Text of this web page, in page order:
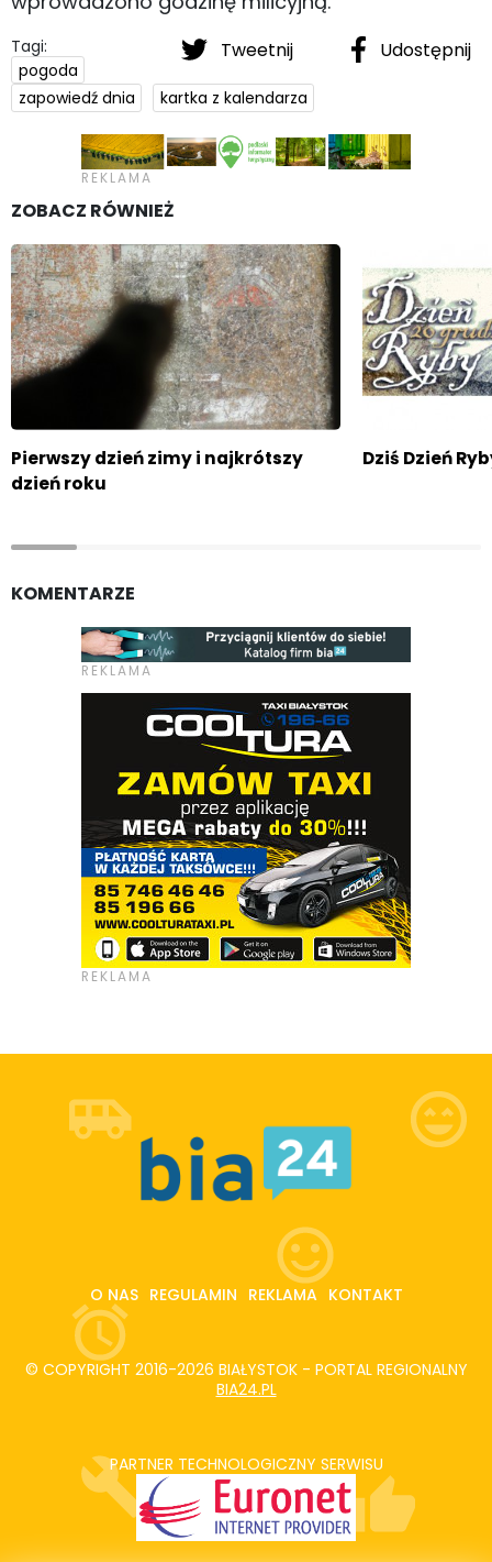
Tweetnij Udostępnij
Tagi:
pogoda
zapowiedź dnia
kartka z kalendarza
ZOBACZ RÓWNIEŻ
Pierwszy dzień zimy i najkrótszy
dzień roku
Dziś Dzień
KOMENTARZE
O NAS REGULAMIN REKLAMA KONTAKT
© COPYRIGHT 2016-2026 BIAŁYSTOK - PORTAL REGIONALNY
BIA24.PL
PARTNER TECHNOLOGICZNY SERWISU